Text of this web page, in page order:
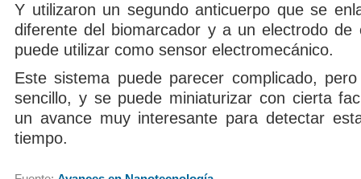
Y utilizaron un segundo anticuerpo que se
diferente del biomarcador y a un electrodo de
puede utilizar como sensor electromecánico.
Este sistema puede parecer complicado,
sencillo, y se puede miniaturizar con cierta
un avance muy interesante para detectar
tiempo.